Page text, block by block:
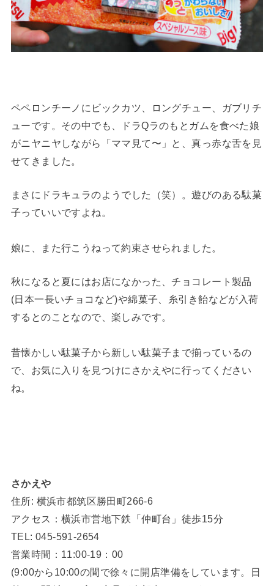
ペペロンチーノにビックカツ、ロングチュー、ガブリチ
ューです。その中でも、ドラQラのもとガムを食べた娘
がニヤニヤしながら「ママ見て〜」と、真っ赤な舌を見
せてきました。
まさにドラキュラのようでした（笑）。遊びのある駄菓
子っていいですよね。
娘に、また行こうねって約束させられました。
秋になると夏にはお店になかった、チョコレート製品
(日本一長いチョコなど)や綿菓子、糸引き飴などが入荷
するとのことなので、楽しみです。
昔懐かしい駄菓子から新しい駄菓子まで揃っているの
で、お気に入りを見つけにさかえやに行ってください
ね。
さかえや
住所: 横浜市都筑区勝田町266-6
アクセス：横浜市営地下鉄「仲町台」徒歩15分
TEL: 045-591-2654
営業時間：11:00-19：00
(9:00から10:00の間で徐々に開店準備をしています。日